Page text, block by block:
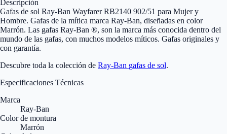
Descripción
Gafas de sol Ray-Ban Wayfarer RB2140 902/51 para Mujer y
Hombre. Gafas de la mítica marca Ray-Ban, diseñadas en color
Marrón. Las gafas Ray-Ban ®, son la marca más conocida dentro del
mundo de las gafas, con muchos modelos míticos. Gafas originales y
con garantía.
Descubre toda la colección de Ray-Ban gafas de sol.
Especificaciones Técnicas
Marca
Ray-Ban
Color de montura
Marrón